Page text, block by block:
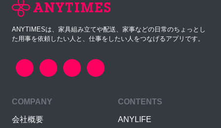
ANYTIMESは、家具組み立てや配送、家事などの日常のちょっとし
た用事を依頼したい人と、仕事をしたい人をつなげるアプリです。
COMPANY
会社概要
CONTENTS
ANYLIFE